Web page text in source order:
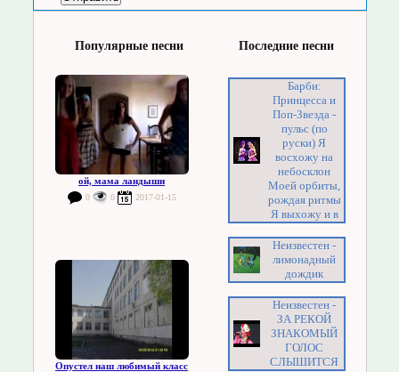
Популярные песни
ой, мама ландыши
0 0 2017-01-15
Опустел наш любимый класс
Последние песни
Барби:
Принцесса и
Поп-Звезда -
пульс (по
руски) Я
восхожу на
небосклон
Моей орбиты,
рождая ритмы
Я выхожу и в
Неизвестен -
лимонадный
дождик
Неизвестен -
ЗА РЕКОЙ
ЗНАКОМЫЙ
ГОЛОС
СЛЫШИТСЯ